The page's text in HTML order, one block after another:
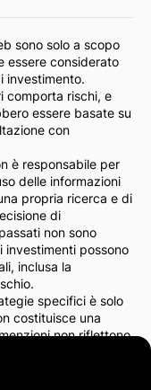
sono solo a scopo
essere considerato
investimento.
comporta rischi, e
essere basate su
con
è responsabile per
delle informazioni
propria ricerca e di
di
non sono
possono
inclusa la
specifici è solo
costituisce una
non riflettono
finanziario